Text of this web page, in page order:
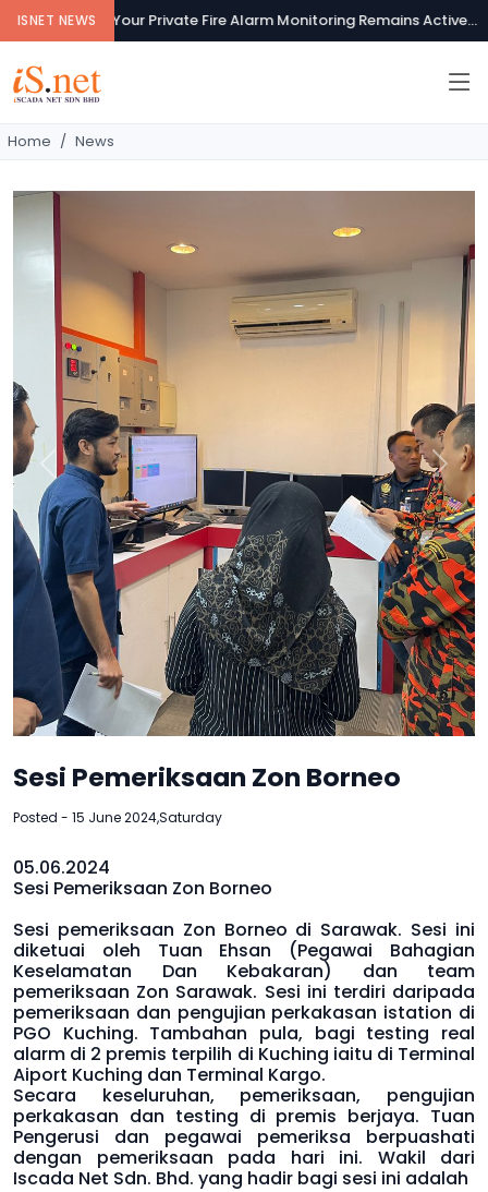
ISNET NEWSYour Private Fire Alarm Monitoring Remains Active...
Home News
Previous Next
Sesi Pemeriksaan Zon Borneo
Posted - 15 June 2024,Saturday
05.06.2024
Sesi Pemeriksaan Zon Borneo
Sesi pemeriksaan Zon Borneo di Sarawak. Sesi ini
diketuai oleh Tuan Ehsan (Pegawai Bahagian
Keselamatan Dan Kebakaran) dan team
pemeriksaan Zon Sarawak. Sesi ini terdiri daripada
pemeriksaan dan pengujian perkakasan istation di
PGO Kuching. Tambahan pula, bagi testing real
alarm di 2 premis terpilih di Kuching iaitu di Terminal
Aiport Kuching dan Terminal Kargo.
Secara keseluruhan, pemeriksaan, pengujian
perkakasan dan testing di premis berjaya. Tuan
Pengerusi dan pegawai pemeriksa berpuashati
dengan pemeriksaan pada hari ini. Wakil dari
Iscada Net Sdn. Bhd. yang hadir bagi sesi ini adalah